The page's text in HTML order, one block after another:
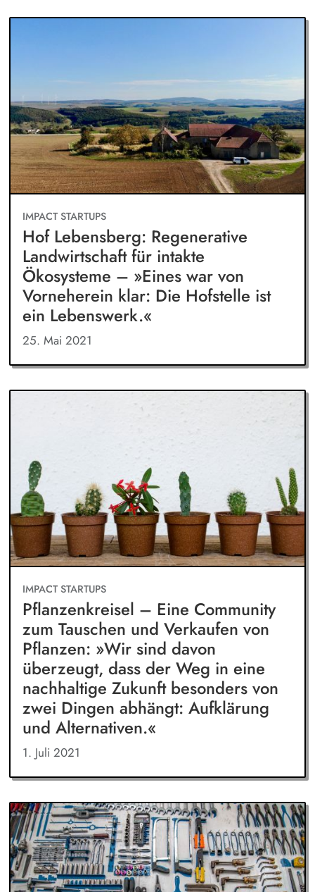
IMPACT STARTUPS
Hof Lebensberg: Regenerative
Landwirtschaft für intakte
Ökosysteme – »Eines war von
Vorneherein klar: Die Hofstelle ist
ein Lebenswerk.«
25. Mai 2021
IMPACT STARTUPS
Pflanzenkreisel – Eine Community
zum Tauschen und Verkaufen von
Pflanzen: »Wir sind davon
überzeugt, dass der Weg in eine
nachhaltige Zukunft besonders von
zwei Dingen abhängt: Aufklärung
und Alternativen.«
1. Juli 2021